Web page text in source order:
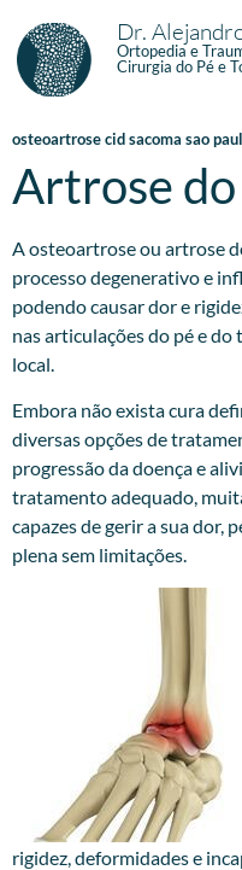
Dr.
Ortopedia e
Cirurgia do Pé e
osteoartrose cid sacoma sao
Artrose
A osteoartrose ou artrose
processo degenerativo e
podendo causar dor e
nas articulações do pé e
local.
Embora não exista cura
diversas opções de
progressão da doença e
tratamento adequado,
capazes de gerir a sua dor,
plena sem limitações.
rigidez, deformidades e